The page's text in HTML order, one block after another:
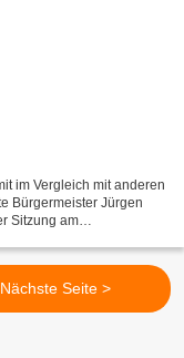
im Vergleich mit anderen
Bürgermeister Jürgen
Sitzung am
Nächste Seite >